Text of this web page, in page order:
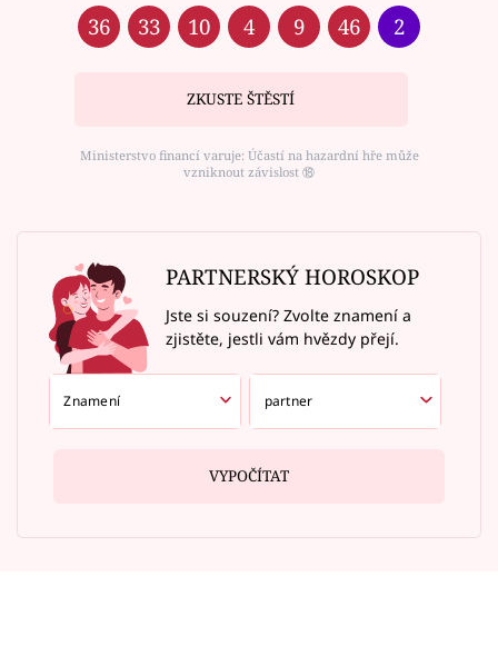
36 33 10 4 9 46 2
ZKUSTE ŠTĚSTÍ
Ministerstvo financí varuje: Účastí na hazardní hře může
vzniknout závislost ⑱
PARTNERSKÝ HOROSKOP
Jste si souzení? Zvolte znamení a
zjistěte, jestli vám hvězdy přejí.
VYPOČÍTAT